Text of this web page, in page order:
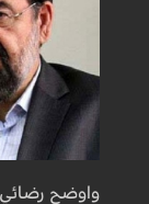
واوضح